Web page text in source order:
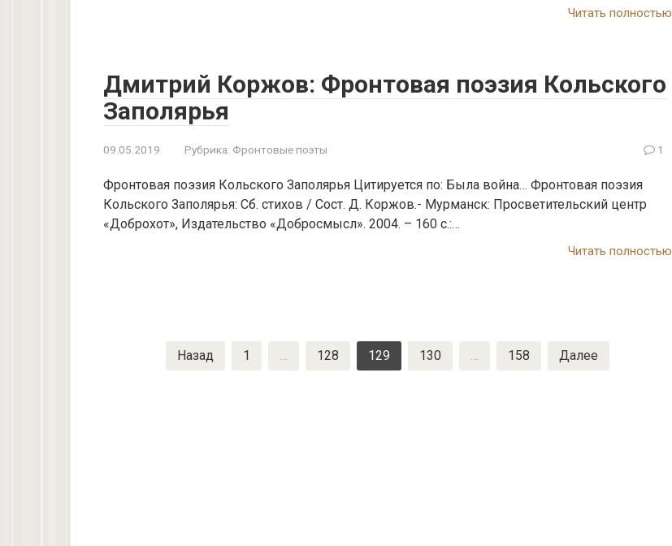
Читать полностью
Дмитрий Коржов: Фронтовая поэзия Кольского
Заполярья
09.05.2019 Рубрика: Фронтовые поэты 1
Фронтовая поэзия Кольского Заполярья Цитируется по: Была война… Фронтовая поэзия
Кольского Заполярья: Сб. стихов / Сост. Д. Коржов.- Мурманск: Просветительский центр
«Доброхот», Издательство «Добросмысл». 2004. – 160 с.:…
Читать полностью
Назад 1 … 128 129 130 … 158 Далее